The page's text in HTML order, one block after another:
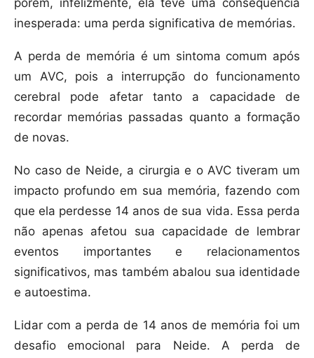
porém, infelizmente, ela teve uma consequência
inesperada: uma perda significativa de memórias.
A perda de memória é um sintoma comum após
um AVC, pois a interrupção do funcionamento
cerebral pode afetar tanto a capacidade de
recordar memórias passadas quanto a formação
de novas.
No caso de Neide, a cirurgia e o AVC tiveram um
impacto profundo em sua memória, fazendo com
que ela perdesse 14 anos de sua vida. Essa perda
não apenas afetou sua capacidade de lembrar
eventos importantes e relacionamentos
significativos, mas também abalou sua identidade
e autoestima.
Lidar com a perda de 14 anos de memória foi um
desafio emocional para Neide. A perda de